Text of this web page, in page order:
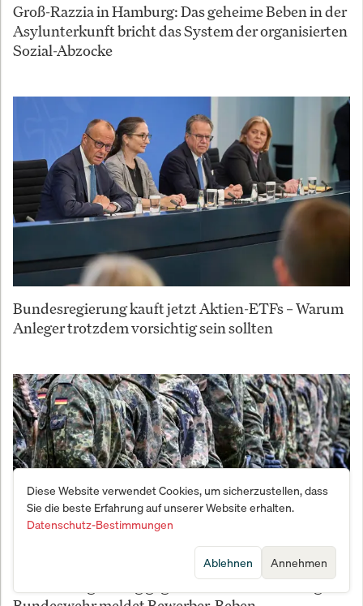
Groß-Razzia in Hamburg: Das geheime Beben in der
Asylunterkunft bricht das System der organisierten
Sozial-Abzocke
Bundesregierung kauft jetzt Aktien-ETFs – Warum
Anleger trotzdem vorsichtig sein sollten
Vernichtungsschlag gegen den Fachkräftemangel:
Diese Website verwendet Cookies, um sicherzustellen, dass
Sie die beste Erfahrung auf unserer Website erhalten.
Datenschutz-Bestimmungen
Annehmen
Ablehnen